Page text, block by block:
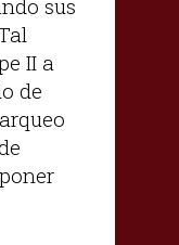
sus
II a
de